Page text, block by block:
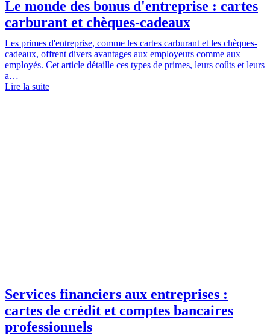
Le monde des bonus d'entreprise : cartes
carburant et chèques-cadeaux
Les primes d'entreprise, comme les cartes carburant et les chèques-
cadeaux, offrent divers avantages aux employeurs comme aux
employés. Cet article détaille ces types de primes, leurs coûts et leurs
a…
Lire la suite
Services financiers aux entreprises :
cartes de crédit et comptes bancaires
professionnels